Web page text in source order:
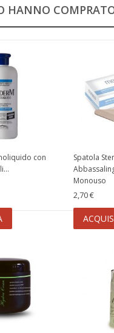
HANNO
con
Spatola
Monouso
2,70 €